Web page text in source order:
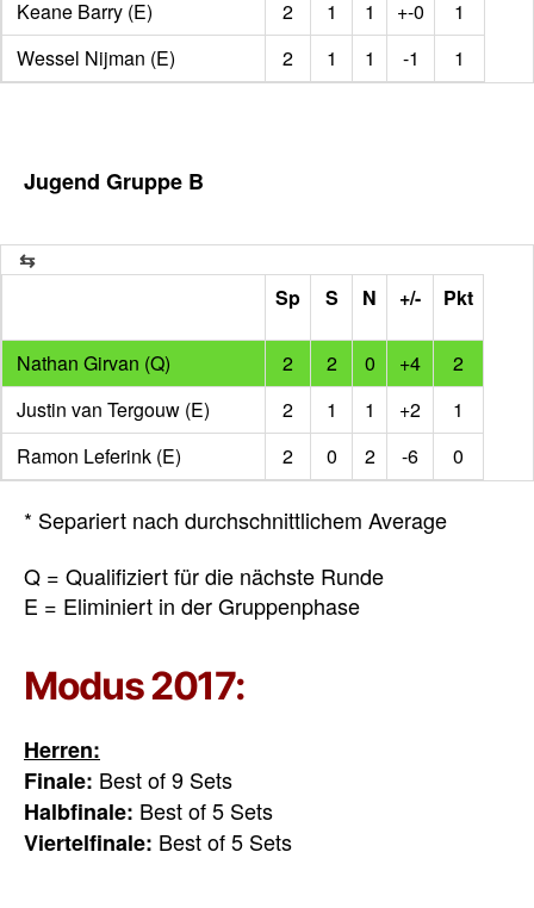
Keane Barry (E)
2 1 1 +-0
1
Wessel Nijman (E)
2 1 1 -1 1
Jugend Gruppe B
Sp S N +/- Pkt
Nathan Girvan (Q) 2 2 0 +4
2
Justin van Tergouw (E)
2 1 1 +2
1
Ramon Leferink (E)
2 0 2 -6 0
* Separiert nach durchschnittlichem Average
Q = Qualifiziert für die nächste Runde
E = Eliminiert in der Gruppenphase
Modus 2017:
Herren:
Finale: Best of 9 Sets
Halbfinale: Best of 5 Sets
Viertelfinale: Best of 5 Sets